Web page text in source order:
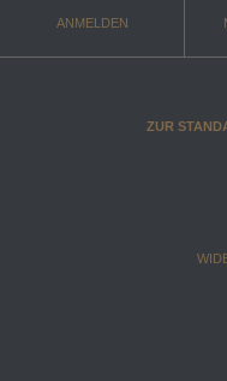
ANMELDEN
ZUR